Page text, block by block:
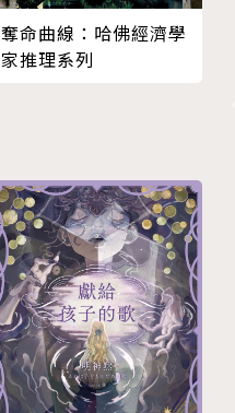
奪命曲線：哈佛經濟學
家推理系列